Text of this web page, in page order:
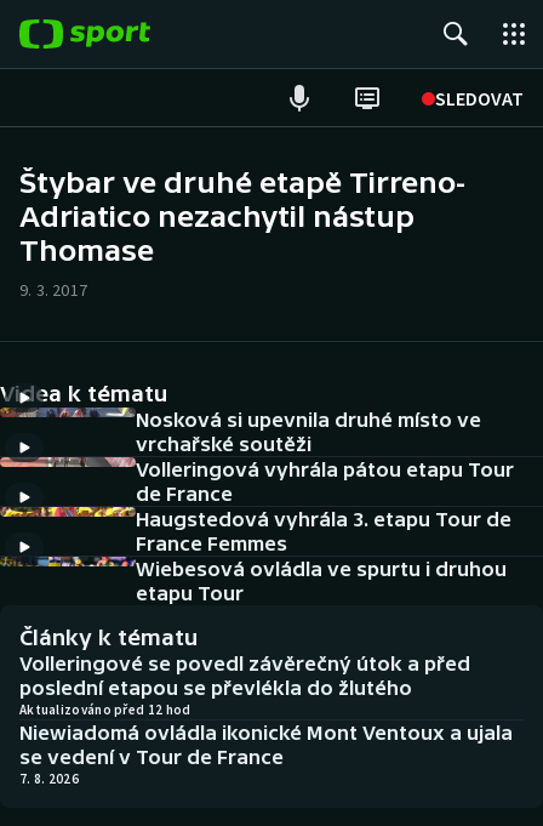
SLEDOVAT
Hokej
Cyklistika
DALŠÍ SPORTY
Americký fotbal
Baseball a softbal
Biatlon
Boby a skeleton
NEPŘEHLÉDNĚTE
Soutěže
Aplikace ČT sport
AZ kvíz
Štybar ve druhé etapě Tirreno-
Adriatico nezachytil nástup
Thomase
9. 3. 2017
Videa k tématu
Nosková si upevnila druhé místo ve
vrchařské soutěži
Volleringová vyhrála pátou etapu Tour
de France
Haugstedová vyhrála 3. etapu Tour de
France Femmes
Wiebesová ovládla ve spurtu i druhou
etapu Tour
Články k tématu
Volleringové se povedl závěrečný útok a před
poslední etapou se převlékla do žlutého
Aktualizováno před 12 hod
Niewiadomá ovládla ikonické Mont Ventoux a ujala
se vedení v Tour de France
7. 8. 2026